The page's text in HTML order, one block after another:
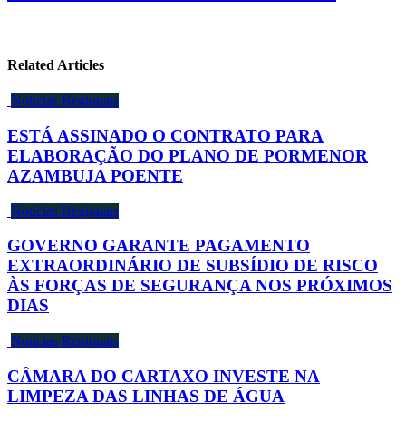
Related Articles
Notícias Regionais
ESTÁ ASSINADO O CONTRATO PARA
ELABORAÇÃO DO PLANO DE PORMENOR
AZAMBUJA POENTE
Notícias Regionais
GOVERNO GARANTE PAGAMENTO
EXTRAORDINÁRIO DE SUBSÍDIO DE RISCO
ÀS FORÇAS DE SEGURANÇA NOS PRÓXIMOS
DIAS
Notícias Regionais
CÂMARA DO CARTAXO INVESTE NA
LIMPEZA DAS LINHAS DE ÁGUA